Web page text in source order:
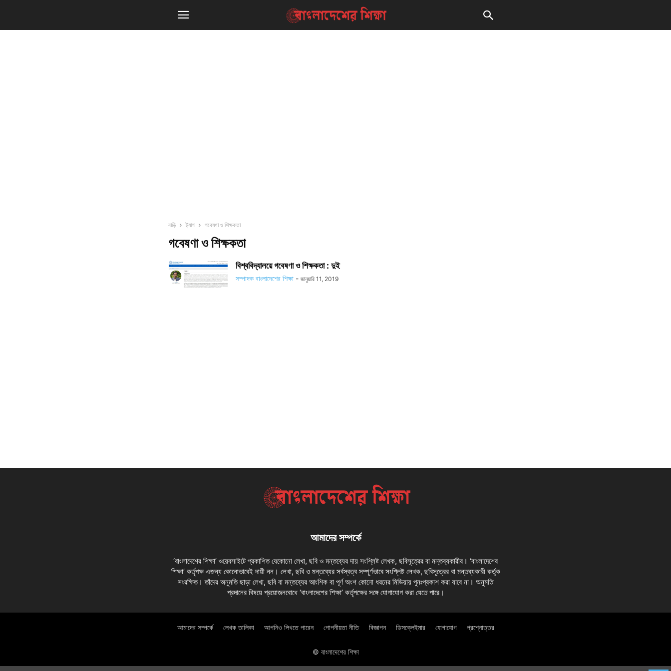
বাড়ি ট্যাগ গবেষণা ও শিক্ষকতা
গবেষণা ও শিক্ষকতা
বিশ্ববিদ্যালয়ে গবেষণা ও শিক্ষকতা : দুই
সম্পাদক বাংলাদেশের শিক্ষা - জানুয়ারি 11, 2019
আমাদের সম্পর্কে
‘বাংলাদেশের শিক্ষা’ ওয়েবসাইটে প্রকাশিত যেকোনো লেখা, ছবি ও মন্তব্যের দায় সংশ্লিষ্ট লেখক, ছবিসূত্রের বা মন্তব্যকারীর। ‘বাংলাদেশের
শিক্ষা’ কর্তৃপক্ষ এজন্য কোনোভাবেই দায়ী নন। লেখা, ছবি ও মন্তব্যের সর্বস্বত্ব সম্পূর্ণভাবে সংশ্লিষ্ট লেখক, ছবিসূত্রের বা মন্তব্যকারী কর্তৃক
সংরক্ষিত। তাঁদের অনুমতি ছাড়া লেখা, ছবি বা মন্তব্যের আংশিক বা পূর্ণ অংশ কোনো ধরনের মিডিয়ায় পুনঃপ্রকাশ করা যাবে না। অনুমতি
প্রদানের বিষয়ে প্রয়োজনবোধে ‘বাংলাদেশের শিক্ষা’ কর্তৃপক্ষের সঙ্গে যোগাযোগ করা যেতে পারে।
আমাদের সম্পর্কে লেখক তালিকা আপনিও লিখতে পারেন গোপনীয়তা নীতি বিজ্ঞাপন ডিসক্লেইমার যোগাযোগ প্রশ্নোত্তর
© বাংলাদেশের শিক্ষা